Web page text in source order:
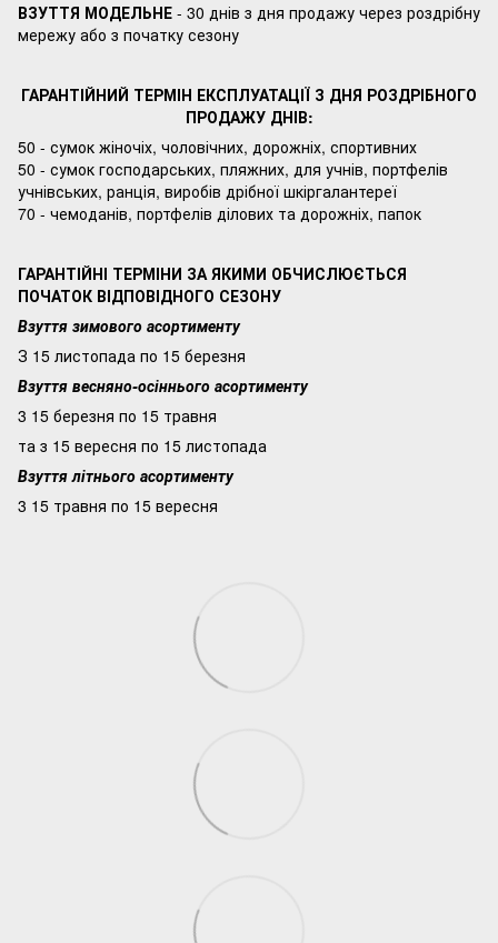
ВЗУТТЯ МОДЕЛЬНЕ - 30 днів з дня продажу через роздрібну
мережу або з початку сезону
ГАРАНТІЙНИЙ ТЕРМІН ЕКСПЛУАТАЦІЇ З ДНЯ РОЗДРІБНОГО
ПРОДАЖУ ДНІВ:
50 - сумок жіночіх, чоловічних, дорожніх, спортивних
50 - сумок господарських, пляжних, для учнів, портфелів
учнівських, ранція, виробів дрібної шкіргалантереї
70 - чемоданів, портфелів ділових та дорожніх, папок
ГАРАНТІЙНІ ТЕРМІНИ ЗА ЯКИМИ ОБЧИСЛЮЄТЬСЯ
ПОЧАТОК ВІДПОВІДНОГО СЕЗОНУ
Взуття зимового асортименту
З 15 листопада по 15 березня
Взуття весняно-осіннього асортименту
3 15 березня по 15 травня
та з 15 вересня по 15 листопада
Взуття літнього асортименту
3 15 травня по 15 вересня